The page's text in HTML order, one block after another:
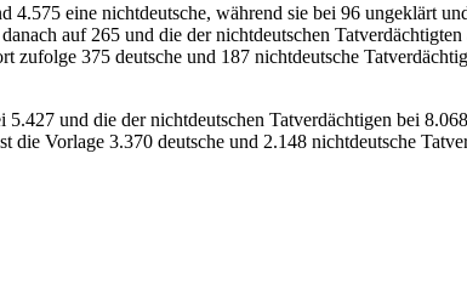
eine nichtdeutsche, während sie bei 96 ungeklärt
auf 265 und die der nichtdeutschen
375 deutsche und 187 nichtdeutsche
und die der nichtdeutschen Tatverdächtigen bei
Vorlage 3.370 deutsche und 2.148 nichtdeutsche